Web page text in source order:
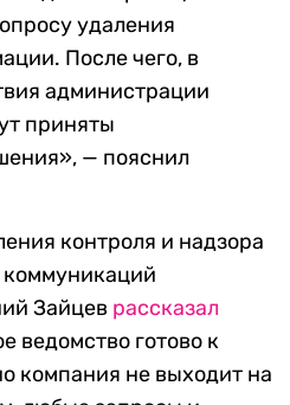
удаления
После чего, в
администрации
приняты
— пояснил
контроля и надзора
Зайцев рассказал
ведомство готово к
компания не выходит на